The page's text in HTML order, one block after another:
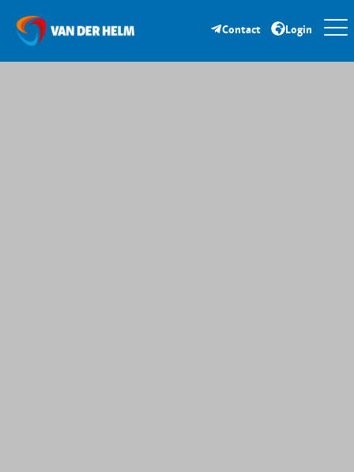
Contact Login